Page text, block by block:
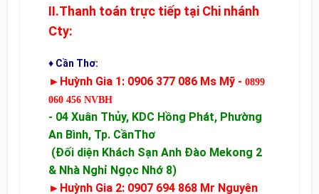
II.Thanh toán trực tiếp tại Chi nhánh
Cty:
♦ Cần Thơ:
►Huỳnh Gia 1: 0906 377 086 Ms Mỹ - 0899
060 456 NVBH
- 04 Xuân Thủy, KDC Hồng Phát, Phường
An Bình, Tp. CầnThơ
(Đối diện Khách Sạn Anh Đào Mekong 2
& Nhà Nghỉ Ngọc Nhớ 8)
►Huỳnh Gia 2: 0907 694 868 Mr Nguyên